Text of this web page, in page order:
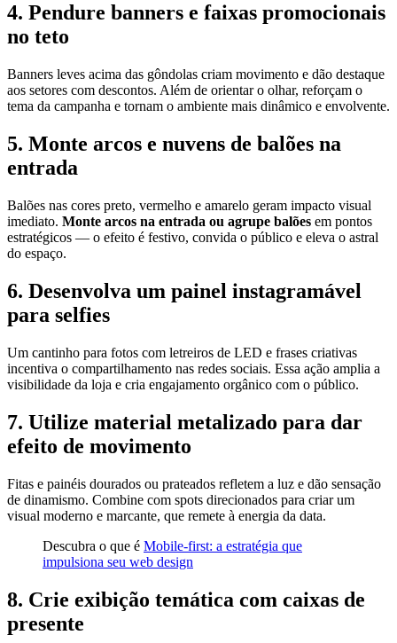
4. Pendure banners e faixas promocionais
no teto
Banners leves acima das gôndolas criam movimento e dão destaque
aos setores com descontos. Além de orientar o olhar, reforçam o
tema da campanha e tornam o ambiente mais dinâmico e envolvente.
5. Monte arcos e nuvens de balões na
entrada
Balões nas cores preto, vermelho e amarelo geram impacto visual
imediato. Monte arcos na entrada ou agrupe balões em pontos
estratégicos — o efeito é festivo, convida o público e eleva o astral
do espaço.
6. Desenvolva um painel instagramável
para selfies
Um cantinho para fotos com letreiros de LED e frases criativas
incentiva o compartilhamento nas redes sociais. Essa ação amplia a
visibilidade da loja e cria engajamento orgânico com o público.
7. Utilize material metalizado para dar
efeito de movimento
Fitas e painéis dourados ou prateados refletem a luz e dão sensação
de dinamismo. Combine com spots direcionados para criar um
visual moderno e marcante, que remete à energia da data.
Descubra o que é Mobile-first: a estratégia que
impulsiona seu web design
8. Crie exibição temática com caixas de
presente